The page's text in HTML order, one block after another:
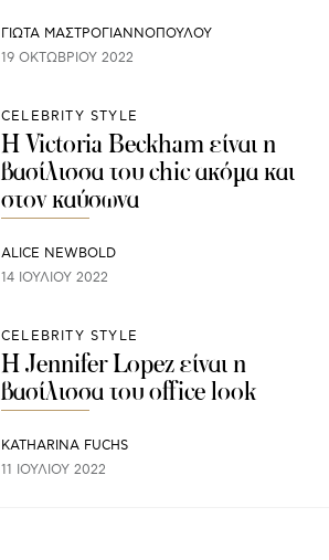
ΓΙΩΤΑ ΜΑΣΤΡΟΓΙΑΝΝΟΠΟΥΛΟΥ
19 ΟΚΤΩΒΡΊΟΥ 2022
CELEBRITY STYLE
H Victoria Beckham είναι η
βασίλισσα του chic ακόμα και
στον καύσωνα
ALICE NEWBOLD
14 ΙΟΥΛΊΟΥ 2022
CELEBRITY STYLE
Η Jennifer Lopez είναι η
βασίλισσα του office look
KATHARINA FUCHS
11 ΙΟΥΛΊΟΥ 2022